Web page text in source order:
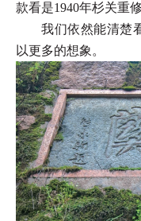
款看是1940年杉关重
我们依然能清楚
以更多的想象。